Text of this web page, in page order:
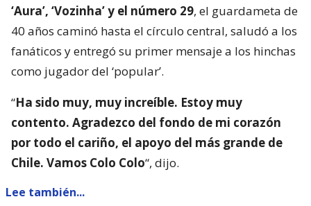
‘Aura’, ‘Vozinha’ y el número 29, el guardameta de
40 años caminó hasta el círculo central, saludó a los
fanáticos y entregó su primer mensaje a los hinchas
como jugador del ‘popular’.
“Ha sido muy, muy increíble. Estoy muy
contento. Agradezco del fondo de mi corazón
por todo el cariño, el apoyo del más grande de
Chile. Vamos Colo Colo“, dijo.
Lee también...